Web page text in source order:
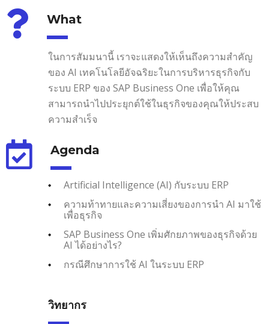
What
ในการสัมมนานี้ เราจะแสดงให้เห็นถึงความสำคัญ
ของ AI เทคโนโลยีอัจฉริยะในการบริหารธุรกิจกับ
ระบบ ERP ของ SAP Business One เพื่อให้คุณ
สามารถนำไปประยุกต์ใช้ในธุรกิจของคุณให้ประสบ
ความสำเร็จ
Agenda
Artificial Intelligence (AI) กับระบบ ERP
ความท้าทายและความเสี่ยงของการนำ AI มาใช้
เพื่อธุรกิจ
SAP Business One เพิ่มศักยภาพของธุรกิจด้วย
AI ได้อย่างไร?
กรณีศึกษาการใช้ AI ในระบบ ERP
วิทยากร